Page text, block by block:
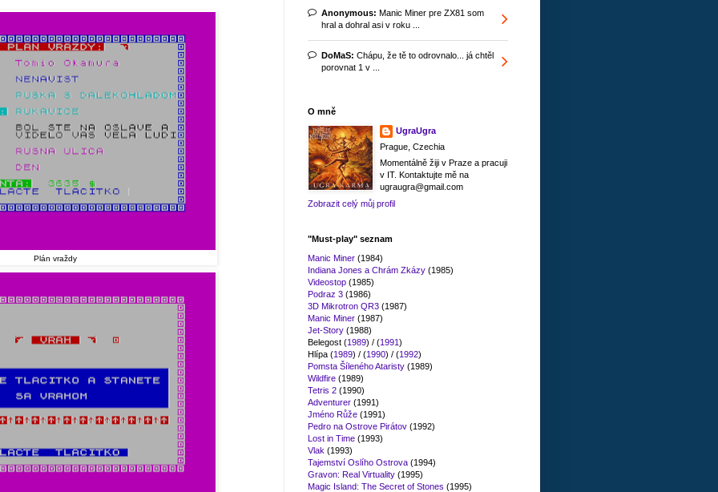
Plán vraždy
Anonymous: Manic Miner pre ZX81 som
hral a dohral asi v roku ...
DoMaS: Chápu, že tě to odrovnalo... já chtěl
porovnat 1 v ...
O mně
UgraUgra
Prague, Czechia
Momentálně žiji v Praze a pracuji
v IT. Kontaktujte mě na
ugraugra@gmail.com
Zobrazit celý můj profil
"Must-play" seznam
Manic Miner (1984)
Indiana Jones a Chrám Zkázy (1985)
Videostop (1985)
Podraz 3 (1986)
3D Mikrotron QR3 (1987)
Manic Miner (1987)
Jet-Story (1988)
Belegost (1989) / (1991)
Hlípa (1989) / (1990) / (1992)
Pomsta Šíleného Ataristy (1989)
Wildfire (1989)
Tetris 2 (1990)
Adventurer (1991)
Jméno Růže (1991)
Pedro na Ostrove Pirátov (1992)
Lost in Time (1993)
Vlak (1993)
Tajemství Oslího Ostrova (1994)
Gravon: Real Virtuality (1995)
Magic Island: The Secret of Stones (1995)